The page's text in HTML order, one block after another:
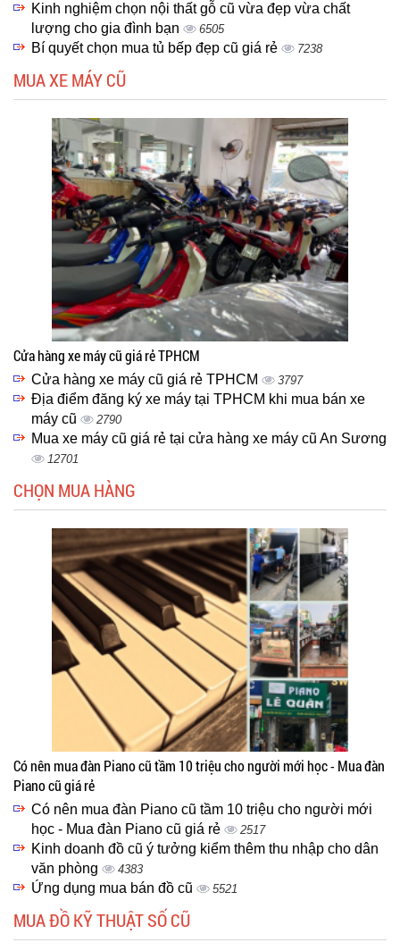
Kinh nghiệm chọn nội thất gỗ cũ vừa đẹp vừa chất
lượng cho gia đình bạn
6505
Bí quyết chọn mua tủ bếp đẹp cũ giá rẻ 7238
MUA XE MÁY CŨ
Cửa hàng xe máy cũ giá rẻ TPHCM
Cửa hàng xe máy cũ giá rẻ TPHCM 3797
Địa điểm đăng ký xe máy tại TPHCM khi mua bán xe
máy cũ
2790
Mua xe máy cũ giá rẻ tại cửa hàng xe máy cũ An Sương
12701
CHỌN MUA HÀNG
Có nên mua đàn Piano cũ tầm 10 triệu cho người mới học - Mua đàn
Piano cũ giá rẻ
Có nên mua đàn Piano cũ tầm 10 triệu cho người mới
học - Mua đàn Piano cũ giá rẻ
2517
Kinh doanh đồ cũ ý tưởng kiểm thêm thu nhập cho dân
văn phòng
4383
Ứng dụng mua bán đồ cũ 5521
MUA ĐỒ KỸ THUẬT SỐ CŨ